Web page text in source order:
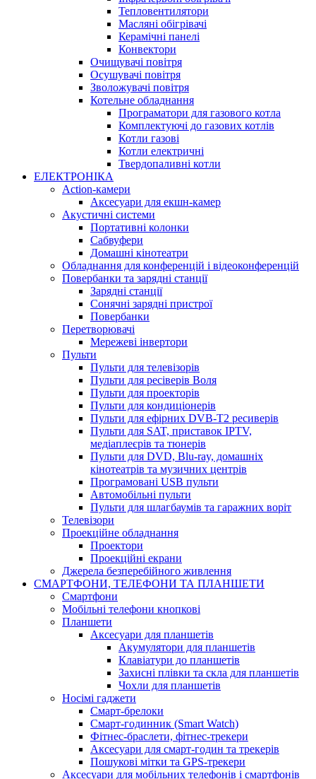
Тепловентилятори
Масляні обігрівачі
Керамічні панелі
Конвектори
Очищувачі повітря
Осушувачі повітря
Зволожувачі повітря
Котельне обладнання
Програматори для газового котла
Комплектуючі до газових котлів
Котли газові
Котли електричні
Твердопаливні котли
ЕЛЕКТРОНІКА
Action-камери
Аксесуари для екшн-камер
Акустичні системи
Портативні колонки
Сабвуфери
Домашні кінотеатри
Обладнання для конференцій і відеоконференцій
Повербанки та зарядні станції
Зарядні станції
Сонячні зарядні пристрої
Повербанки
Перетворювачі
Мережеві інвертори
Пульти
Пульти для телевізорів
Пульти для ресіверів Воля
Пульти для проекторів
Пульти для кондиціонерів
Пульти для ефірних DVB-T2 ресиверів
Пульти для SAT, приставок IPTV,
медіаплеєрів та тюнерів
Пульти для DVD, Blu-ray, домашніх
кінотеатрів та музичних центрів
Програмовані USB пульти
Автомобільні пульти
Пульти для шлагбаумів та гаражних воріт
Телевізори
Проекційне обладнання
Проектори
Проекційні екрани
Джерела безперебійного живлення
СМАРТФОНИ, ТЕЛЕФОНИ ТА ПЛАНШЕТИ
Смартфони
Мобільні телефони кнопкові
Планшети
Аксесуари для планшетів
Акумулятори для планшетів
Клавіатури до планшетів
Захисні плівки та скла для планшетів
Чохли для планшетів
Носімі гаджети
Смарт-брелоки
Смарт-годинник (Smart Watch)
Фітнес-браслети, фітнес-трекери
Аксесуари для смарт-годин та трекерів
Пошукові мітки та GPS-трекери
Аксесуари для мобільних телефонів і смартфонів